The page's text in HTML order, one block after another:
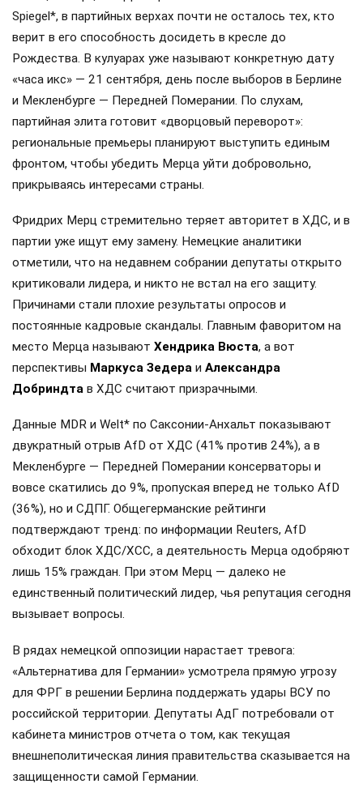
Spiegel*, в партийных верхах почти не осталось тех, кто
верит в его способность досидеть в кресле до
Рождества. В кулуарах уже называют конкретную дату
«часа икс» — 21 сентября, день после выборов в Берлине
и Мекленбурге — Передней Померании. По слухам,
партийная элита готовит «дворцовый переворот»:
региональные премьеры планируют выступить единым
фронтом, чтобы убедить Мерца уйти добровольно,
прикрываясь интересами страны.
Фридрих Мерц стремительно теряет авторитет в ХДС, и в
партии уже ищут ему замену. Немецкие аналитики
отметили, что на недавнем собрании депутаты открыто
критиковали лидера, и никто не встал на его защиту.
Причинами стали плохие результаты опросов и
постоянные кадровые скандалы. Главным фаворитом на
место Мерца называют Хендрика Вюста, а вот
перспективы Маркуса Зедера и Александра
Добриндта в ХДС считают призрачными.
Данные MDR и Welt* по Саксонии-Анхальт показывают
двукратный отрыв AfD от ХДС (41% против 24%), а в
Мекленбурге — Передней Померании консерваторы и
вовсе скатились до 9%, пропуская вперед не только AfD
(36%), но и СДПГ. Общегерманские рейтинги
подтверждают тренд: по информации Reuters, AfD
обходит блок ХДС/ХСС, а деятельность Мерца одобряют
лишь 15% граждан. При этом Мерц — далеко не
единственный политический лидер, чья репутация сегодня
вызывает вопросы.
В рядах немецкой оппозиции нарастает тревога:
«Альтернатива для Германии» усмотрела прямую угрозу
для ФРГ в решении Берлина поддержать удары ВСУ по
российской территории. Депутаты АдГ потребовали от
кабинета министров отчета о том, как текущая
внешнеполитическая линия правительства сказывается на
защищенности самой Германии.